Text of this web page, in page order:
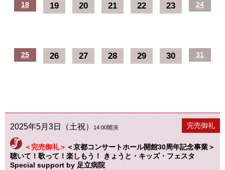
18 19 20 21 22 23 24
25 26 27 28 29 30 31
2025年5月3日（土祝）14:00開演
＜完売御礼＞＜京都コンサートホール開館30周年記念事業＞
聴いて！歌って！楽しもう！ きょうと・キッズ・フェスタ
Special support by 足立病院
公演終了
完売御礼